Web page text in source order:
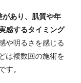
があり、肌質や年
感するタイミング
や明るさを感じる
は複数回の施術を
す。